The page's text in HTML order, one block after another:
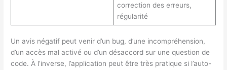
correction des erreurs,
régularité
Un avis négatif peut venir d’un bug, d’une incompréhension,
d’un accès mal activé ou d’un désaccord sur une question de
code. À l’inverse, l’application peut être très pratique si l’auto-